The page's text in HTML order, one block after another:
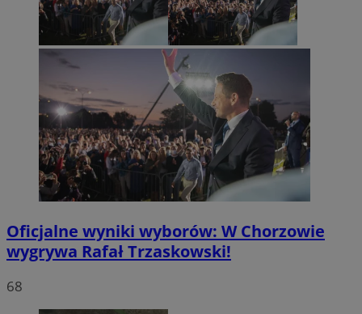
Oficjalne wyniki wyborów: W Chorzowie
wygrywa Rafał Trzaskowski!
68